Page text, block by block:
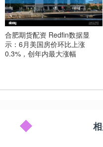
合肥期货配资 Redfin数据显
示：6月美国房价环比上涨
0.3%，创年内最大涨幅